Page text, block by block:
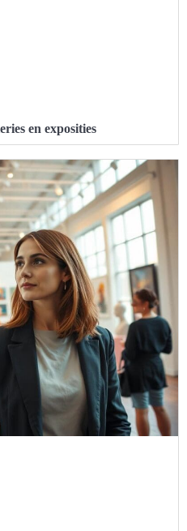
en exposities